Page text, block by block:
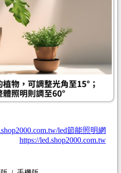
led節能照明網
https://led.shop2000.com.tw